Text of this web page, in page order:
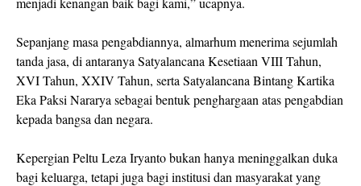
Sepanjang masa pengabdiannya, almarhum menerima sejumlah
tanda jasa, di antaranya Satyalancana Kesetiaan VIII Tahun,
XVI Tahun, XXIV Tahun, serta Satyalancana Bintang Kartika
Eka Paksi Nararya sebagai bentuk penghargaan atas pengabdian
kepada bangsa dan negara.
Kepergian Peltu Leza Iryanto bukan hanya meninggalkan duka
bagi keluarga, tetapi juga bagi institusi dan masyarakat yang